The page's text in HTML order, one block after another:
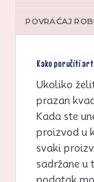
POVRAĆAJ
Kako poručiti
Ukoliko
prazan
Kada ste
proizvod u
svaki
sadržane u